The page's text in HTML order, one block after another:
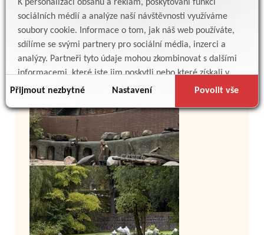
K personalizaci obsahu a reklam, poskytování funkcí
sociálních médií a analýze naší návštěvnosti využíváme
soubory cookie. Informace o tom, jak náš web používáte,
sdílíme se svými partnery pro sociální média, inzerci a
analýzy. Partneři tyto údaje mohou zkombinovat s dalšími
informacemi, které jste jim poskytli nebo které získali v
důsledku toho, že používáte jejich služby.
Přijmout nezbytné Nastavení Povolit vše